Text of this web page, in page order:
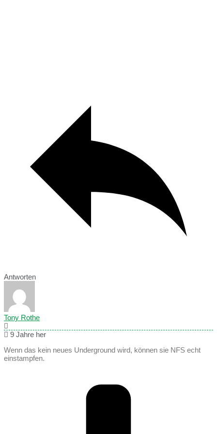
Antworten
Tony Rothe
9 Jahre her
Wenn das kein neues Underground wird, können sie NFS echt
einstampfen.